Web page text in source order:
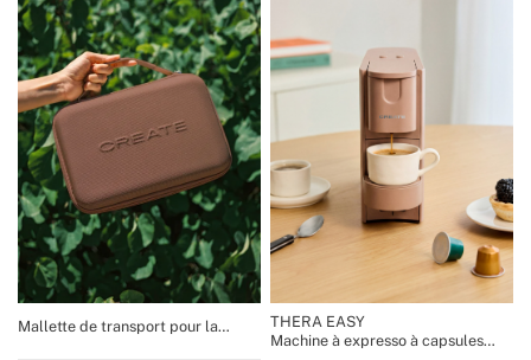
Mallette de transport pour la
THERA EASY
Machine à expresso à capsules